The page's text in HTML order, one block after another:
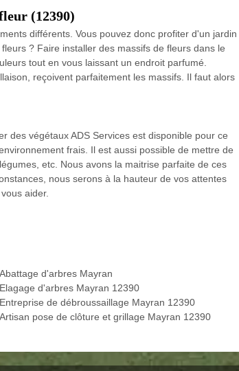
(12390)
différents. Vous pouvez donc profiter d'un jardin
? Faire installer des massifs de fleurs dans le
tout en vous laissant un endroit parfumé.
reçoivent parfaitement les massifs. Il faut alors
des végétaux ADS Services est disponible pour ce
frais. Il est aussi possible de mettre de
etc. Nous avons la maitrise parfaite de ces
nous serons à la hauteur de vos attentes
aider.
Abattage d'arbres Mayran
Elagage d'arbres Mayran 12390
Entreprise de débroussaillage Mayran 12390
Artisan pose de clôture et grillage Mayran 12390